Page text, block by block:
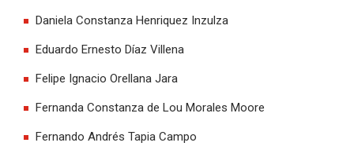
Daniela Constanza Henriquez Inzulza
Eduardo Ernesto Díaz Villena
Felipe Ignacio Orellana Jara
Fernanda Constanza de Lou Morales Moore
Fernando Andrés Tapia Campo